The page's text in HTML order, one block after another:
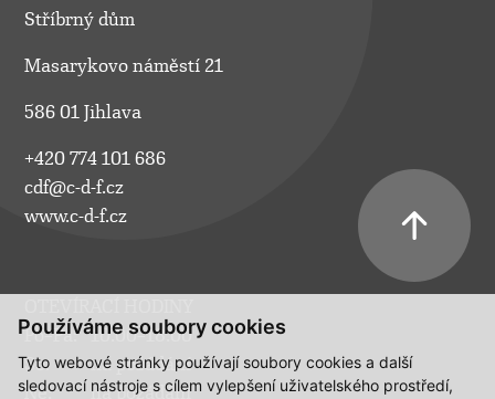
Používáme soubory cookies
Tyto webové stránky používají soubory cookies a další
sledovací nástroje s cílem vylepšení uživatelského prostředí,
Stříbrný dům
Masarykovo náměstí 21
586 01 Jihlava
+420 774 101 686
cdf@c-d-f.cz
www.c-d-f.cz
Po–Pá:
10.00–18.00
So:
na požádání
Ne:
na požádání